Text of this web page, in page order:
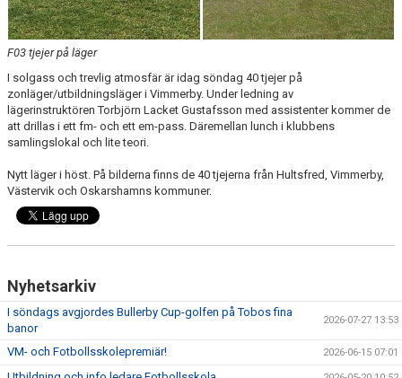
F03 tjejer på läger
I solgass och trevlig atmosfär är idag söndag 40 tjejer på
zonläger/utbildningsläger i Vimmerby. Under ledning av
lägerinstruktören Torbjörn Lacket Gustafsson med assistenter kommer de
att drillas i ett fm- och ett em-pass. Däremellan lunch i klubbens
samlingslokal och lite teori.
Nytt läger i höst. På bilderna finns de 40 tjejerna från Hultsfred, Vimmerby,
Västervik och Oskarshamns kommuner.
Nyhetsarkiv
I söndags avgjordes Bullerby Cup-golfen på Tobos fina
banor
2026-07-27 13:53
VM- och Fotbollsskolepremiär! 2026-06-15 07:01